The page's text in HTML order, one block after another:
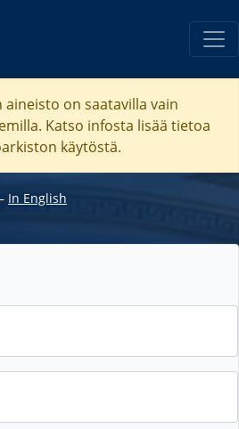
on saatavilla vain
Katso infosta lisää tietoa
käytöstä.
In English